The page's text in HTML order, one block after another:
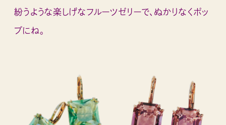
紛うような楽しげなフルーツゼリーで、ぬかりなくポッ
プにね。